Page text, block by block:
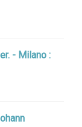
- Milano :